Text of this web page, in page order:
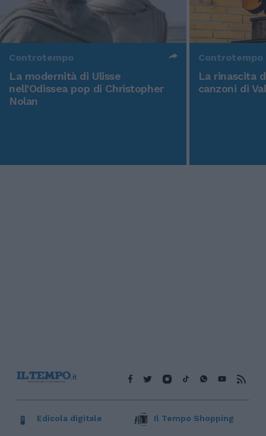
Controtempo
La modernità di Ulisse
nell'Odissea pop di Christopher
Nolan
Controtempo
La rinascita
canzoni di
Edicola digitale Il Tempo Shopping